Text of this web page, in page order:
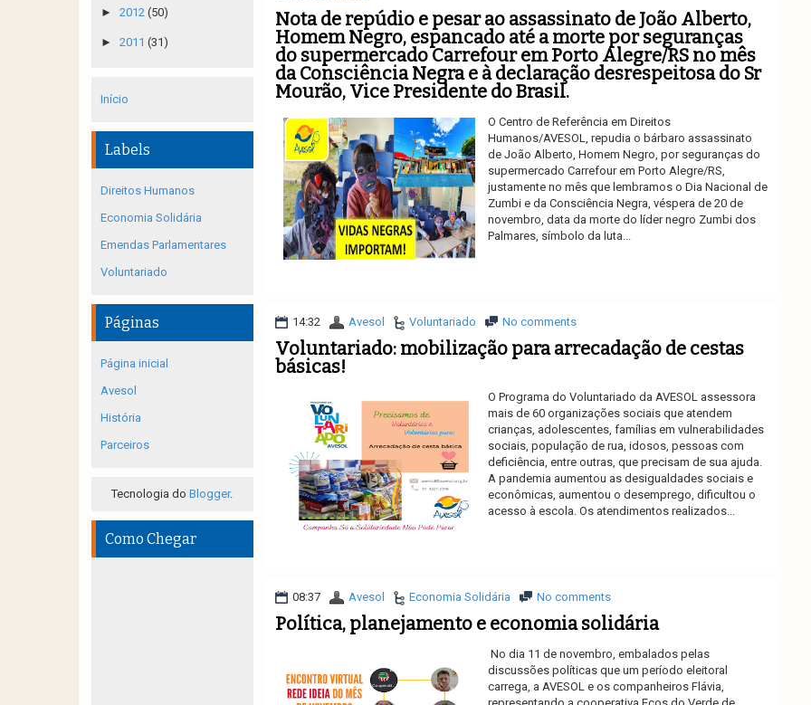
Nota de repúdio e pesar ao assassinato de João Alberto,
Homem Negro, espancado até a morte por seguranças
do supermercado Carrefour em Porto Alegre/RS no mês
da Consciência Negra e à declaração desrespeitosa do Sr
Mourão, Vice Presidente do Brasil.
O Centro de Referência em Direitos
Humanos/AVESOL, repudia o bárbaro assassinato
de João Alberto, Homem Negro, por seguranças do
supermercado Carrefour em Porto Alegre/RS,
justamente no mês que lembramos o Dia Nacional de
Zumbi e da Consciência Negra, véspera de 20 de
novembro, data da morte do líder negro Zumbi dos
Palmares, símbolo da luta...
14:32 Avesol Voluntariado No comments
Voluntariado: mobilização para arrecadação de cestas
básicas!
O Programa do Voluntariado da AVESOL assessora
mais de 60 organizações sociais que atendem
crianças, adolescentes, famílias em vulnerabilidades
sociais, população de rua, idosos, pessoas com
deficiência, entre outras, que precisam de sua ajuda.
A pandemia aumentou as desigualdades sociais e
econômicas, aumentou o desemprego, dificultou o
acesso à escola. Os atendimentos realizados...
08:37 Avesol Economia Solidária No comments
Política, planejamento e economia solidária
No dia 11 de novembro, embalados pelas
discussões políticas que um período eleitoral
carrega, a AVESOL e os companheiros Flávia,
► 2012 (50)
► 2011 (31)
Início
Labels
Direitos Humanos
Economia Solidária
Emendas Parlamentares
Voluntariado
Páginas
Página inicial
Avesol
História
Parceiros
Tecnologia doBlogger.
Como Chegar